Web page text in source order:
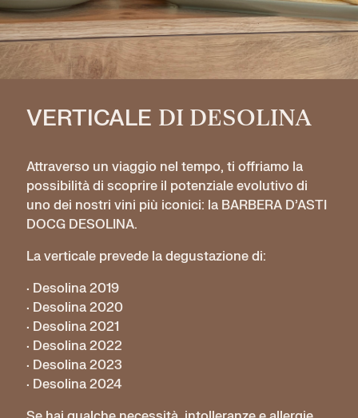
VERTICALE DI DESOLINA
Attraverso un viaggio nel tempo, ti offriamo la
possibilità di scoprire il potenziale evolutivo di
uno dei nostri vini più iconici: la BARBERA D’ASTI
DOCG DESOLINA.
La verticale prevede la degustazione di:
· Desolina 2019
· Desolina 2020
· Desolina 2021
· Desolina 2022
· Desolina 2023
· Desolina 2024